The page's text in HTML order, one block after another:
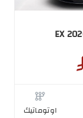
اوتوماتيك